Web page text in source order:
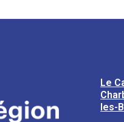
Le
les-